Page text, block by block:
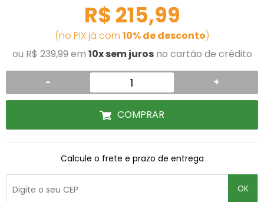
R$ 215,99
(no PIX já com 10% de desconto)
ou R$ 239,99 em 10x sem jurosno cartão de crédito
- +
COMPRAR
Calcule o frete e prazo de entrega
OK